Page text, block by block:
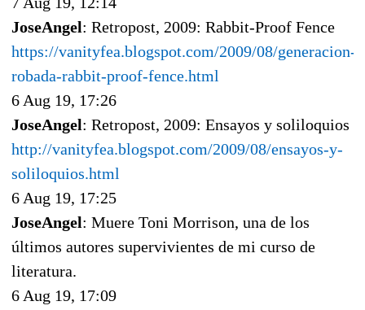
JoseAngel: Retropost, 2009: Rabbit-Proof Fence
https://vanityfea.blogspot.com/2009/08/generacion-
robada-rabbit-proof-fence.html
6 Aug 19, 17:26
JoseAngel: Retropost, 2009: Ensayos y soliloquios
http://vanityfea.blogspot.com/2009/08/ensayos-y-
soliloquios.html
6 Aug 19, 17:25
JoseAngel: Muere Toni Morrison, una de los
últimos autores supervivientes de mi curso de
literatura.
6 Aug 19, 17:09